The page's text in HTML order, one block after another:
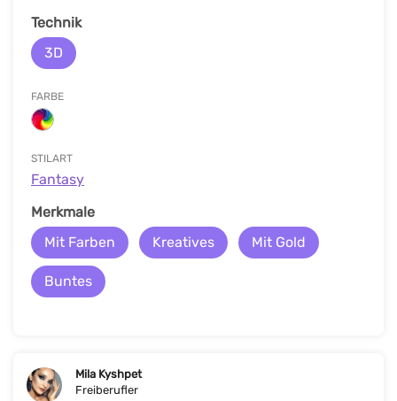
Technik
3D
FARBE
STILART
Fantasy
Merkmale
Mit Farben
Kreatives Mit Gold
Buntes
Mila Kyshpet
Freiberufler